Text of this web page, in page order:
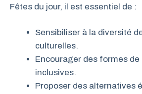
Fêtes du jour, il est essentiel de :
Sensibiliser à la diversité
culturelles.
Encourager des formes
inclusives.
Proposer des alternatives